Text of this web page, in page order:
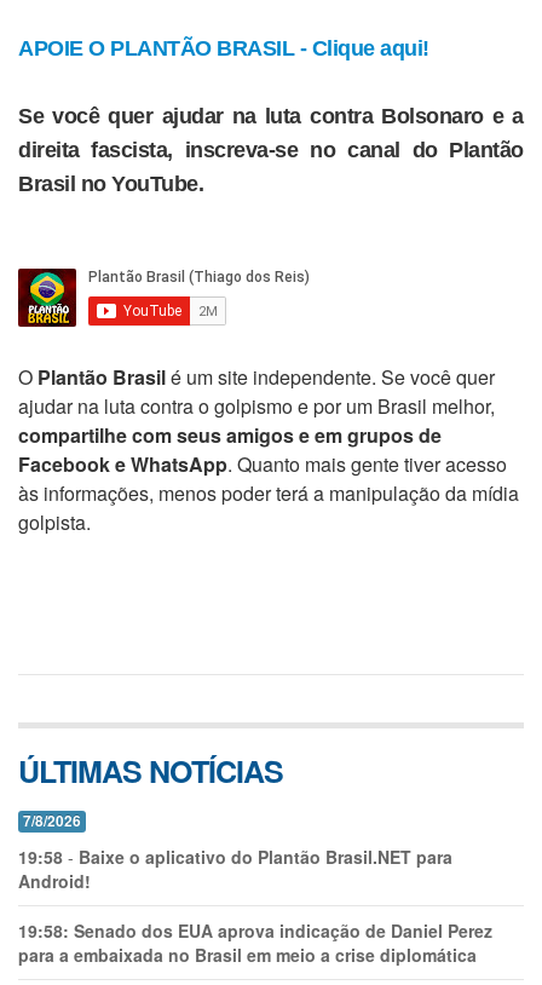
APOIE O PLANTÃO BRASIL - Clique aqui!
Se você quer ajudar na luta contra Bolsonaro e a
direita fascista, inscreva-se no canal do Plantão
Brasil no YouTube.
O Plantão Brasilé um site independente. Se você quer
ajudar na luta contra o golpismo e por um Brasil melhor,
compartilhe com seus amigos e em grupos de
Facebook e WhatsApp. Quanto mais gente tiver acesso
às informações, menos poder terá a manipulação da mídia
golpista.
ÚLTIMAS NOTÍCIAS
7/8/2026
19:58 - Baixe o aplicativo do Plantão Brasil.NET para
Android!
19:58: Senado dos EUA aprova indicação de Daniel Perez
para a embaixada no Brasil em meio a crise diplomática